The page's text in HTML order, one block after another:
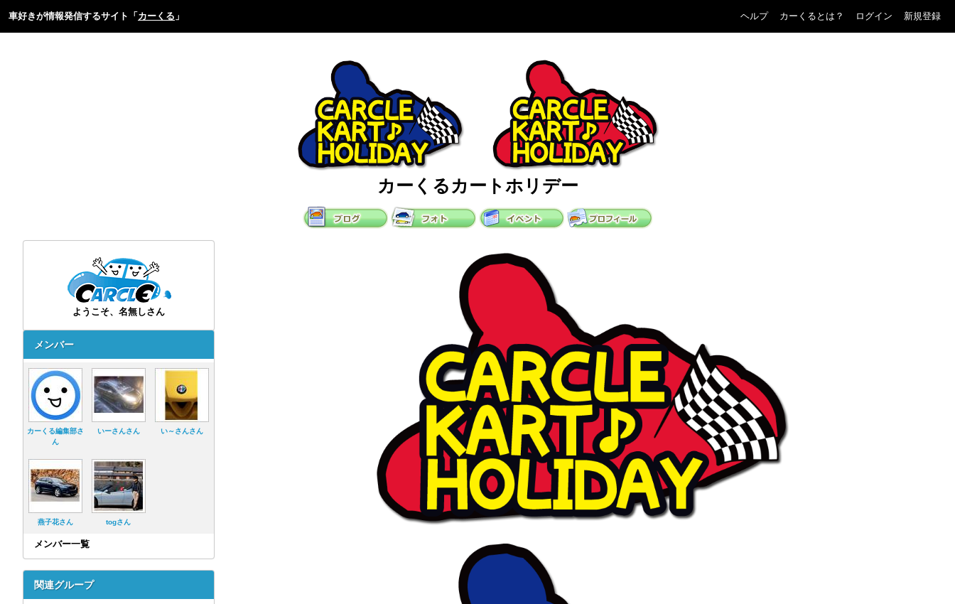
車好きが情報発信するサイト「 カーくる 」 ヘルプ カーくるとは？ ログイン 新規登録
カーくるカートホリデー
ようこそ、名無しさん
メンバー
カーくる編集部さ
ん
いーさんさん い～さんさん
燕子花さん togさん
メンバー一覧
関連グループ